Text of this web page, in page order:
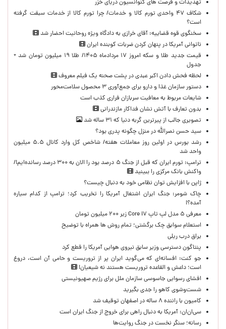
تهدیدات و فرصت های کنوانسیون دریای خزر
شکاف ۴۷ واحدی تورم کالا و خدمات/ چرا تورم کالا از خدمات سبقت گرفته
است؟
سخنگوی قوه قضاییه: آقای خرازی به دادگاه ویژه روحانیت احضار شد
ناتوانی آمریکا در پنهان کردن ضربات کوبنده ایران
قیمت جدید طلا و سکه امروز ۱۷ مردادماه ۱۴۰۵/ طلا ۱۹ میلیون تومان شد +
جدول
لحظه‌ فحش دادن اکبر عبدی در پشت صحنه یک فیلم معروف
دستور سازمان غذا و دارو برای جمع‌آوری ۳ محصول سلامت‌محور
شایعات مربوط به معافیت سربازان فراری کذب است
بدون تعارف با آتش نشان فداکار مازندرانی
تصویری جالب از پیرترین گربه دنیا که ۳۱ ساله شد
سید حسن نصرالله در منزل چگونه پدری بود؟
رشد بورس در اولین روز معاملات هفته/ شاخص کل وارد کانال ۵.۵ میلیون
واحد شد
ترامپ: تورم ایران که قبل از جنگ ۵ درصد بود را الان به ۳۰۰ درصد رسانده‌ایم!/
واکنش بانک مرکزی را ببینید
ژاپن با افزایش توان نظامی خود به دنبال چیست؟
چاک شومر: جنگ ایران اشتغال آمریکا را تخریب کرد؛ ترامپ از کدام سیاره
آمده؟!
معرفی ۵ مدل لپ تاپ Core i۷ زیر ۲۰۰ میلیون تومان
استعلام سوابق چک برگشتی؛ تمام روش ها همراه با توضیح
یراق درب ریلی
پنتاگون دسترسی وزیر سابق نیروی هوایی آمریکا را قطع کرد
جو کنت: افسانه‌ای که می‌گوید ایران پر از تروریست و حامی آن است، دروغ
است؛ داعش و القاعده تروریست هستند نه شیعیان!
افشای رسوایی جاسوسی سازمان ملل برای رژیم صهیونیستی
شست‌وشوی کاهو را جدی بگیرید
کامیون با راننده ۸ ساله در اصفهان توقیف شد
سی‌ان‌ان: آمریکا به دنبال راهی برای خروج از جنگ ایران است
رسانه؛ سنگر نخست در جنگ روایت‌ها